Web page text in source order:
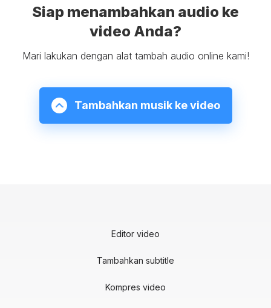
Siap menambahkan audio ke
video Anda?
Mari lakukan dengan alat tambah audio online kami!
Tambahkan musik ke video
Editor video
Tambahkan subtitle
Kompres video